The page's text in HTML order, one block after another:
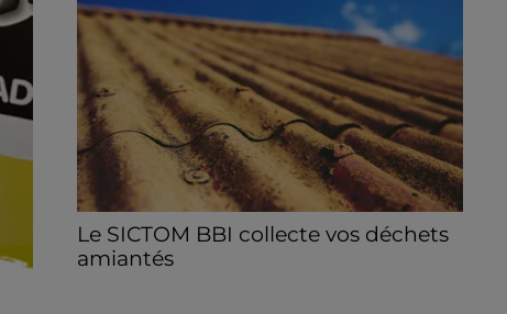
les sorties estivales de Chartres Tourisme.
Le SICTOM BBI collecte vos déchets
amiantés